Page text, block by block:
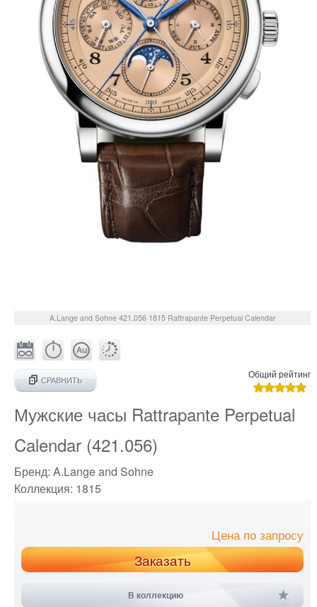
A.Lange and Sohne 421.056 1815 Rattrapante Perpetual Calendar
СРАВНИТЬ
Общий рейтинг
Мужские часы Rattrapante Perpetual
Calendar (421.056)
Бренд: A.Lange and Sohne
Коллекция: 1815
Цена по запросу
Заказать
В коллекцию